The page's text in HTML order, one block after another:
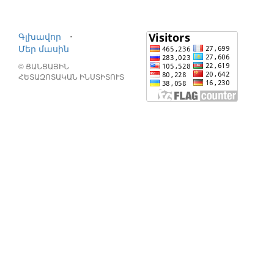
Գլխավոր
⋅
Մեր մասին
© ՑԱՆՑԱՅԻՆ
ՀԵՏԱԶՈՏԱԿԱՆ ԻՆՍՏԻՏՈՒՏ